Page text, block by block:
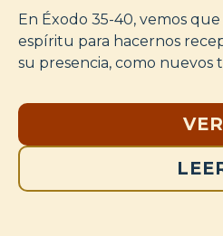
En Éxodo 35-40, vemos que
espíritu para hacernos
su presencia, como nuevos
VER